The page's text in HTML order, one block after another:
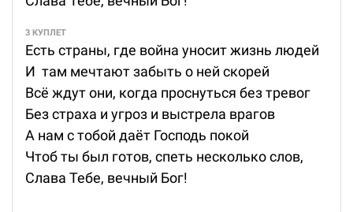
3 КУПЛЕТ
Есть страны, где война уносит жизнь людей
И там мечтают забыть о ней скорей
Всё ждут они, когда проснуться без тревог
Без страха и угроз и выстрела врагов
А нам с тобой даёт Господь покой
Чтоб ты был готов, спеть несколько слов,
Слава Тебе, вечный Бог!